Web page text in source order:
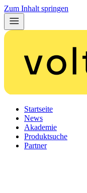
Zum Inhalt springen
Startseite
News
Akademie
Produktsuche
Partner